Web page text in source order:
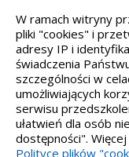
Spełniamy
WCAG 2.1
W ramach witryny
pliki "cookies" i
adresy IP i
świadczenia
szczególności w
umożliwiających
serwisu
ułatwień dla osób
dostępności".
Polityce plików